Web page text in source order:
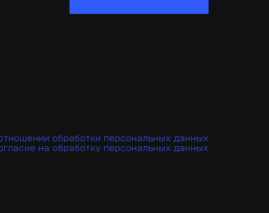
обработки персональных данных
на обработку персональных данных